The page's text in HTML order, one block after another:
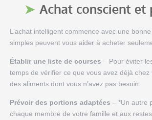
Achat conscient et
L’achat intelligent commence avec une
simples peuvent vous aider à acheter
Établir une liste de courses – Pour éviter
temps de vérifier ce que vous avez déjà
des aliments dont vous n’avez pas besoin.
Prévoir des portions adaptées – *Un autre
chaque membre de votre famille et aux